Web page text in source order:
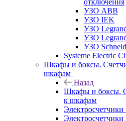
УЗО ABB
УЗО IEK
УЗО
УЗО
УЗО
Systeme Electric
Шкафы и боксы.
шкафам
Назад
Шкафы и боксы.
к шкафам